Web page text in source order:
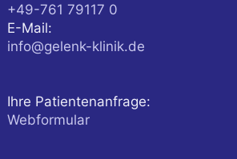
+49-761 79117 0
E-Mail:
info@gelenk-klinik.de
Ihre Patientenanfrage:
Webformular